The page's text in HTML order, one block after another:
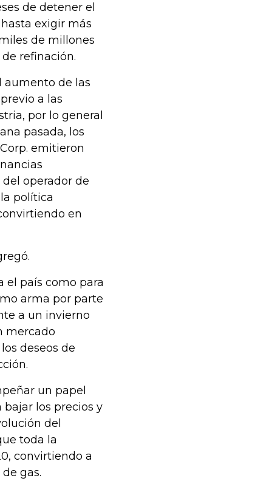
de detener el
exigir más
de millones
refinación.
aumento de las
a las
por lo general
pasada, los
emitieron
operador de
política
en
el país como para
arma por parte
a un invierno
mercado
deseos de
un papel
los precios y
del
toda la
convirtiendo a
gas.